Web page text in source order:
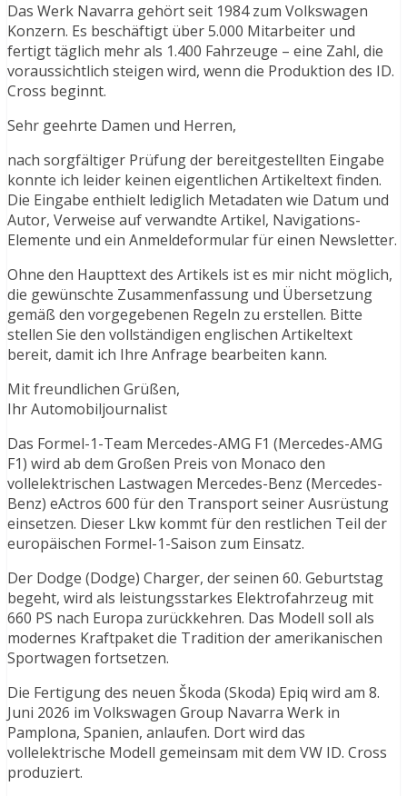
Das Werk Navarra gehört seit 1984 zum Volkswagen
Konzern. Es beschäftigt über 5.000 Mitarbeiter und
fertigt täglich mehr als 1.400 Fahrzeuge – eine Zahl, die
voraussichtlich steigen wird, wenn die Produktion des ID.
Cross beginnt.
Sehr geehrte Damen und Herren,
nach sorgfältiger Prüfung der bereitgestellten Eingabe
konnte ich leider keinen eigentlichen Artikeltext finden.
Die Eingabe enthielt lediglich Metadaten wie Datum und
Autor, Verweise auf verwandte Artikel, Navigations-
Elemente und ein Anmeldeformular für einen Newsletter.
Ohne den Haupttext des Artikels ist es mir nicht möglich,
die gewünschte Zusammenfassung und Übersetzung
gemäß den vorgegebenen Regeln zu erstellen. Bitte
stellen Sie den vollständigen englischen Artikeltext
bereit, damit ich Ihre Anfrage bearbeiten kann.
Mit freundlichen Grüßen,
Ihr Automobiljournalist
Das Formel-1-Team Mercedes-AMG F1 (Mercedes-AMG
F1) wird ab dem Großen Preis von Monaco den
vollelektrischen Lastwagen Mercedes-Benz (Mercedes-
Benz) eActros 600 für den Transport seiner Ausrüstung
einsetzen. Dieser Lkw kommt für den restlichen Teil der
europäischen Formel-1-Saison zum Einsatz.
Der Dodge (Dodge) Charger, der seinen 60. Geburtstag
begeht, wird als leistungsstarkes Elektrofahrzeug mit
660 PS nach Europa zurückkehren. Das Modell soll als
modernes Kraftpaket die Tradition der amerikanischen
Sportwagen fortsetzen.
Die Fertigung des neuen Škoda (Skoda) Epiq wird am 8.
Juni 2026 im Volkswagen Group Navarra Werk in
Pamplona, Spanien, anlaufen. Dort wird das
vollelektrische Modell gemeinsam mit dem VW ID. Cross
produziert.